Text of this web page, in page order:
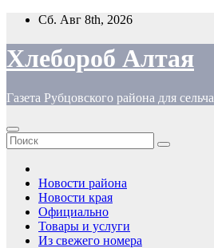
Перейти
содержимому
Сб. Авг 8th, 2026
Хлебороб Алтая
Газета Рубцовского района для
Новости района
Новости края
Официально
Товары и услуги
Из свежего номера